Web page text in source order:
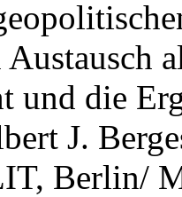
und die
J.
Berlin/